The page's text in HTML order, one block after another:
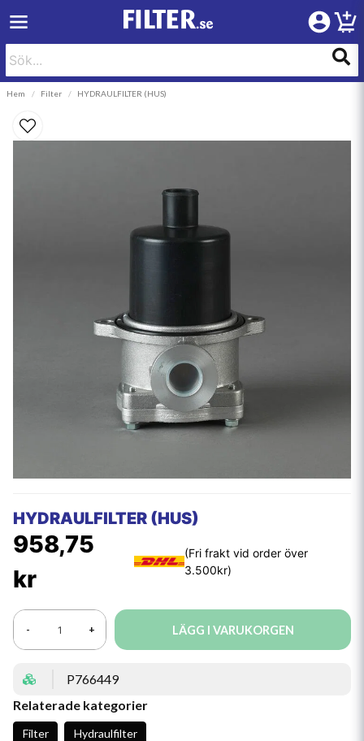
Hem Filter HYDRAULFILTER (HUS)
HYDRAULFILTER (HUS)
958,75
kr
- + LÄGG I VARUKORGEN
P766449
Relaterade kategorier
Filter Hydraulfilter